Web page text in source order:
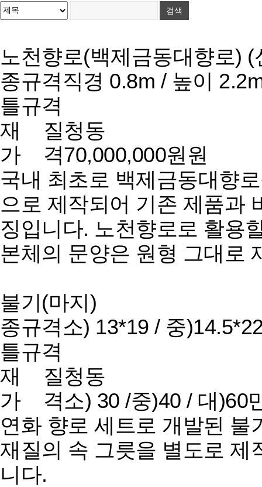
노천향로(백제금동대향로) (
종규격직경 0.8m / 높이
틀규격
재 질청동
가 격70,000,000원원
국내 최초로 백제금동대향
으로 제작되어 기존 제품과
징입니다. 노천향로로 활용
본체의 문양은 원형 그대로
불기(마지)
종규격소) 13*19 / 중
틀규격
재 질청동
가 격소) 30 /중)40 / 대)60
연화 향로 세트로 개발된
재질의 속 그릇을 별도로 제
니다.